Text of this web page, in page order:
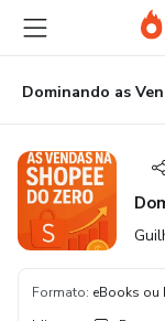
para
conteúdo
principal
para
pagamento
para
rodapé
Formato: eBooks ou